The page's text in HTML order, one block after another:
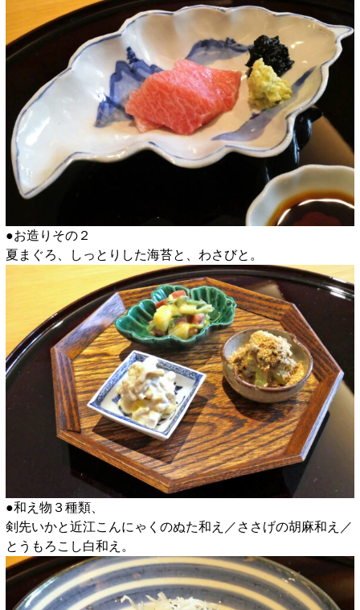
●お造りその２
夏まぐろ、しっとりした海苔と、わさびと。
●和え物３種類、
剣先いかと近江こんにゃくのぬた和え／ささげの胡麻和え／
とうもろこし白和え。